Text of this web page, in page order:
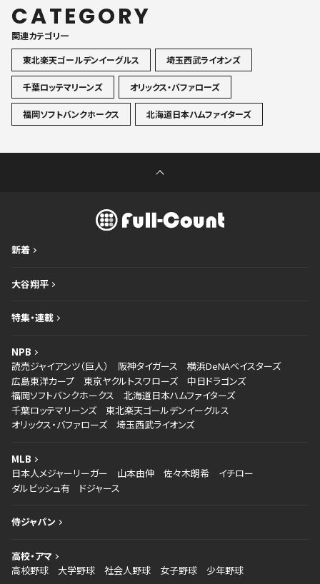
CATEGORY
関連カテゴリ一
東北楽天ゴールデンイーグルス
埼玉西武ライオンズ
千葉ロッテマリーンズ オリックス・バファローズ
福岡ソフトバンクホークス 北海道日本ハムファイターズ
新着
大谷翔平
特集・連載
NPB
読売ジャイアンツ（巨人）
阪神タイガース
横浜DeNAベイスターズ
広島東洋カープ
東京ヤクルトスワローズ
中日ドラゴンズ
福岡ソフトバンクホークス
北海道日本ハムファイターズ
千葉ロッテマリーンズ
東北楽天ゴールデンイーグルス
オリックス・バファローズ
埼玉西武ライオンズ
MLB
日本人メジャーリーガー
山本由伸 佐々木朗希
イチロー
ダルビッシュ有
ドジャース
侍ジャパン
高校・アマ
高校野球
大学野球 社会人野球 女子野球 少年野球